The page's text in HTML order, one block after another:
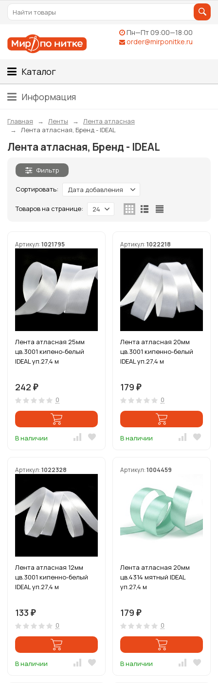
Пн—Пт 09:00—18:00
order@mirponitke.ru
Каталог
Информация
Главная Ленты
Лента атласная
Лента атласная, Бренд - IDEAL
Лента атласная, Бренд - IDEAL
Фильтр
Сортировать: Дата добавления
Товаров на странице: 24
Артикул:1021795
Лента атласная 25мм
цв.3001 кипено-белый
IDEAL уп.27,4 м
242 ₽
0
В наличии
Артикул:1022218
Лента атласная 20мм
цв.3001 кипенно-белый
IDEAL уп.27,4 м
179 ₽
0
В наличии
Артикул:1022328
Лента атласная 12мм
цв.3001 кипенно-белый
IDEAL уп.27,4 м
133 ₽
0
В наличии
Артикул:1004459
Лента атласная 20мм
цв.4314 мятный IDEAL
уп.27,4 м
179 ₽
0
В наличии